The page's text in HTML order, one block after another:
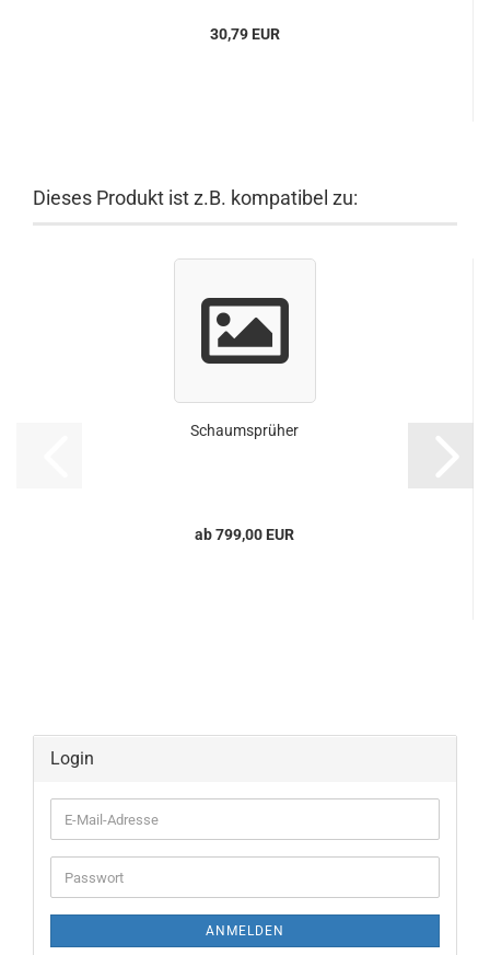
30,79 EUR
Dieses Produkt ist z.B. kompatibel zu:
Schaumsprüher
ab 799,00 EUR
Login
E-
Mail-
Adresse
Passwort
ANMELDEN